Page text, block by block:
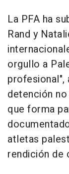
La PFA ha
Rand y
orgullo a
profesional",
detención
que forma
atletas
rendición de